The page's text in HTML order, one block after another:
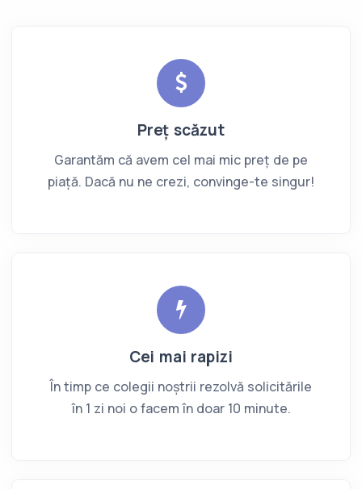
Preț scăzut
Garantăm că avem cel mai mic preț de pe
piață. Dacă nu ne crezi, convinge-te singur!
Cei mai rapizi
În timp ce colegii noștrii rezolvă solicitările
în 1 zi noi o facem în doar 10 minute.